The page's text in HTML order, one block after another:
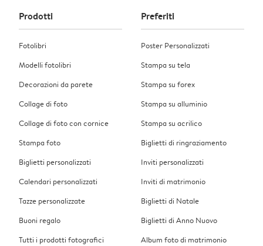
Prodotti
Fotolibri
Modelli fotolibri
Decorazioni da parete
Collage di foto
Collage di foto con cornice
Stampa foto
Biglietti personalizzati
Calendari personalizzati
Tazze personalizzate
Buoni regalo
Tutti i prodotti fotografici
Preferiti
Poster Personalizzati
Stampa su tela
Stampa su forex
Stampa su alluminio
Stampa su acrilico
Biglietti di ringraziamento
Inviti personalizzati
Inviti di matrimonio
Biglietti di Natale
Biglietti di Anno Nuovo
Album foto di matrimonio